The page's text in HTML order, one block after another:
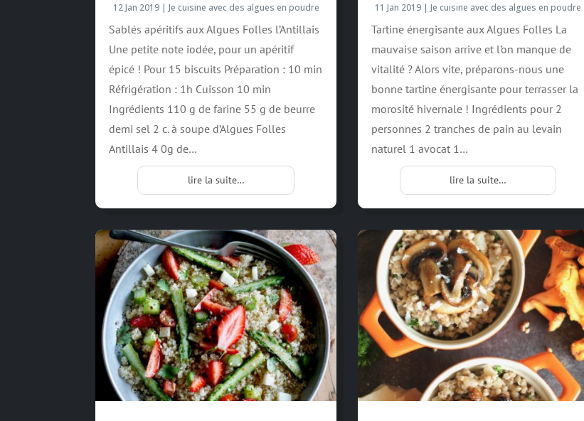
12 Jan 2019| Je cuisine avec des algues en poudre
Sablés apéritifs aux Algues Folles l’Antillais
Une petite note iodée, pour un apéritif
épicé ! Pour 15 biscuits Préparation : 10 min
Réfrigération : 1h Cuisson 10 min
Ingrédients 110 g de farine 55 g de beurre
demi sel 2 c. à soupe d’Algues Folles
Antillais 4 0g de…
lire la suite…
11 Jan 2019| Je cuisine avec des algues en poudre
Tartine énergisante aux Algues Folles La
mauvaise saison arrive et l’on manque de
vitalité ? Alors vite, préparons-nous une
bonne tartine énergisante pour terrasser la
morosité hivernale ! Ingrédients pour 2
personnes 2 tranches de pain au levain
naturel 1 avocat 1…
lire la suite…